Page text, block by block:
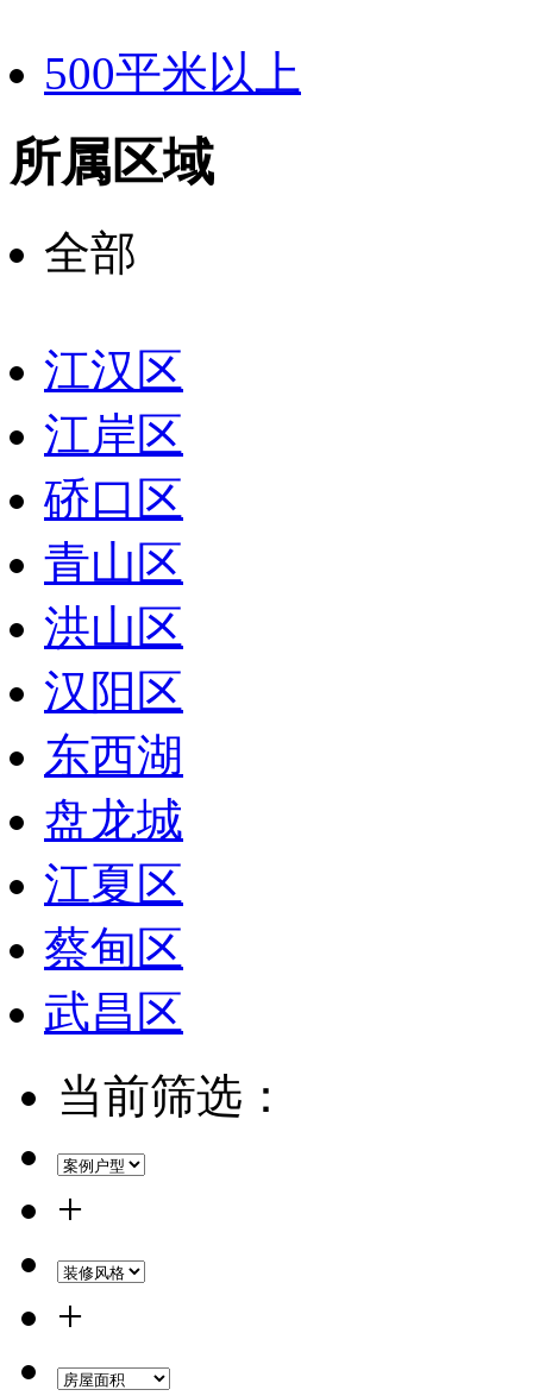
500平米以上
所属区域
全部
江汉区
江岸区
硚口区
青山区
洪山区
汉阳区
东西湖
盘龙城
江夏区
蔡甸区
武昌区
当前筛选：
+
+